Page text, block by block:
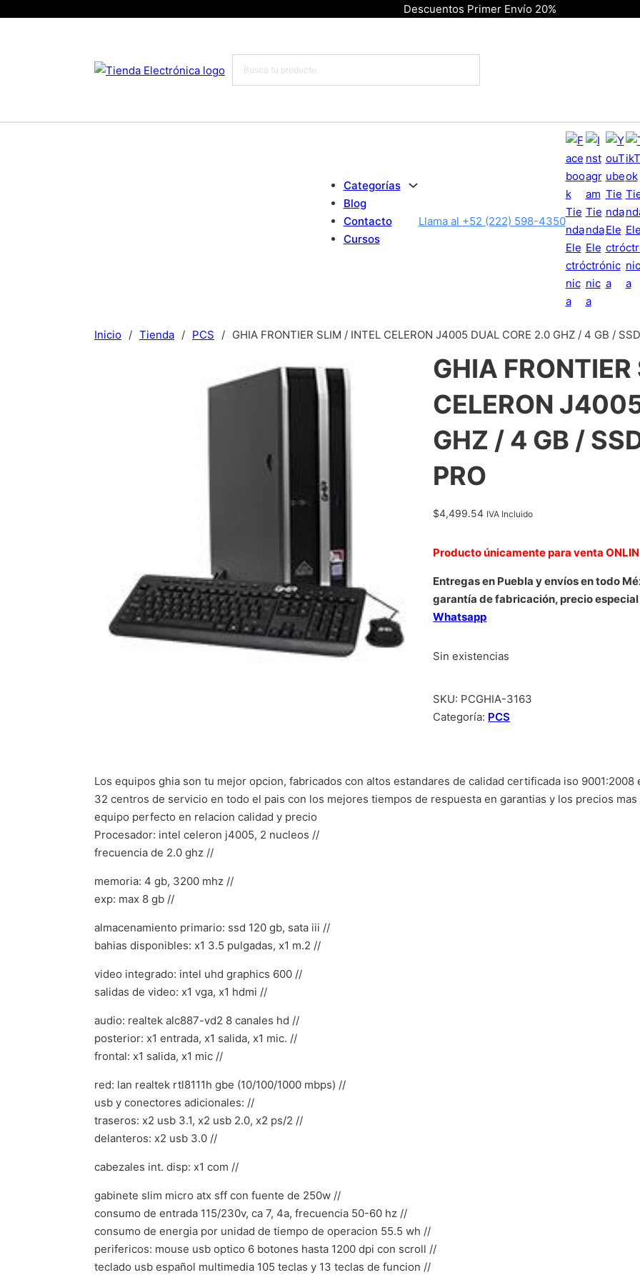
Descuentos Primer Envío 20%
Categorías
Blog
Contacto
Cursos
Llama al +52 (222) 598-4350
Inicio / Tienda / PCS / GHIA FRONTIER SLIM / INTEL CELERON J4005 DUAL CORE 2.0 GHZ / 4 GB /
GHIA
CELERON
GHZ / 4 GB /
PRO
$4,499.54 IVA Incluido
Producto únicamente para venta
Entregas en Puebla y envíos en todo
garantía de fabricación, precio
Whatsapp
Sin existencias
SKU: PCGHIA-3163
Categoría: PCS
Los equipos ghia son tu mejor opcion, fabricados con altos estandares de calidad certificada iso
32 centros de servicio en todo el pais con los mejores tiempos de respuesta en garantias y los precios
equipo perfecto en relacion calidad y precio
Procesador: intel celeron j4005, 2 nucleos //
frecuencia de 2.0 ghz //
memoria: 4 gb, 3200 mhz //
exp: max 8 gb //
almacenamiento primario: ssd 120 gb, sata iii //
bahias disponibles: x1 3.5 pulgadas, x1 m.2 //
video integrado: intel uhd graphics 600 //
salidas de video: x1 vga, x1 hdmi //
audio: realtek alc887-vd2 8 canales hd //
posterior: x1 entrada, x1 salida, x1 mic. //
frontal: x1 salida, x1 mic //
red: lan realtek rtl8111h gbe (10/100/1000 mbps) //
usb y conectores adicionales: //
traseros: x2 usb 3.1, x2 usb 2.0, x2 ps/2 //
delanteros: x2 usb 3.0 //
cabezales int. disp: x1 com //
gabinete slim micro atx sff con fuente de 250w //
consumo de entrada 115/230v, ca 7, 4a, frecuencia 50-60 hz //
consumo de energia por unidad de tiempo de operacion 55.5 wh //
perifericos: mouse usb optico 6 botones hasta 1200 dpi con scroll //
teclado usb español multimedia 105 teclas y 13 teclas de funcion //